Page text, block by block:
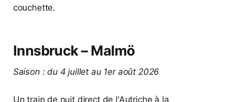
couchette.
Innsbruck – Malmö
Saison : du 4 juillet au 1er août 2026
Un train de nuit direct de l'Autriche à la